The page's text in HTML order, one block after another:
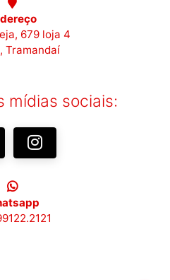
679 loja 4
Tramandaí
mídias sociais: